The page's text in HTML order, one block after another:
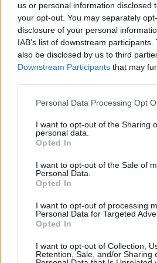
us or personal information disclosed
your opt-out. You may separately
disclosure of your personal
IAB’s list of downstream
also be disclosed by us to third
Downstream Participants that may
Personal Data Processing Opt
I want to opt-out of the Sharing
personal data.
Opted In
I want to opt-out of the Sale of
Personal Data.
Opted In
I want to opt-out of processing
Personal Data for Targeted
Opted In
I want to opt-out of Collection,
Retention, Sale, and/or Sharing
základní teze pěkné knížky Krajina a
mnoha oborů v čele s geobotanikem
rozhovor v EkoListu 01/2005).
S láskou grizzly
Maureen Ensovej popisujúcej ich cestu
nerušenú divokú prírodu, v ktorej by žili
skúseností s ľuďmi a bez strachu z nich,
Kamčatku, jazero Kambalné. V tejto, na
množstvo medveďov, zlé skúsenosti s
takmer neprekonateľnú bariéru pre
priateľského vzťahu. Nakoniec sa im
Úryvek - Proč se lidé bojí zajíců čili
1.9.2005 | Ivan Vyskočil
Úryvek z knihy Ivana Vyskočila a jiné